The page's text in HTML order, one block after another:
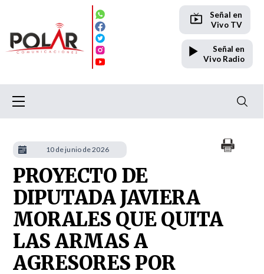
Señal en
Vivo TV
Señal en
Vivo Radio
PROYECTO DE
DIPUTADA JAVIERA
MORALES QUE QUITA
LAS ARMAS A
AGRESORES POR
10 de junio de 2026